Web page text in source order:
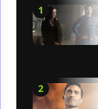
1
2